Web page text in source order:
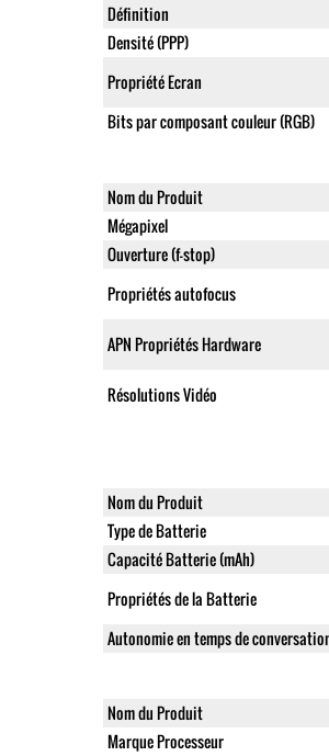
Définition
Densité (PPP)
Propriété Ecran
Bits par composant couleur (RGB)
Nom du Produit
Mégapixel
Ouverture (f-stop)
Propriétés autofocus
APN Propriétés Hardware
Résolutions Vidéo
Nom du Produit
Type de Batterie
Capacité Batterie (mAh)
Propriétés de la Batterie
Autonomie en temps de
Nom du Produit
Marque Processeur